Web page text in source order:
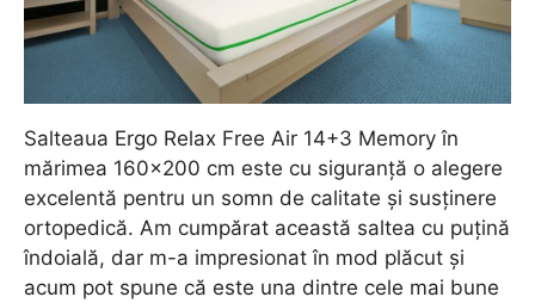
Salteaua Ergo Relax Free Air 14+3 Memory în
mărimea 160×200 cm este cu siguranță o alegere
excelentă pentru un somn de calitate și susținere
ortopedică. Am cumpărat această saltea cu puțină
îndoială, dar m-a impresionat în mod plăcut și
acum pot spune că este una dintre cele mai bune